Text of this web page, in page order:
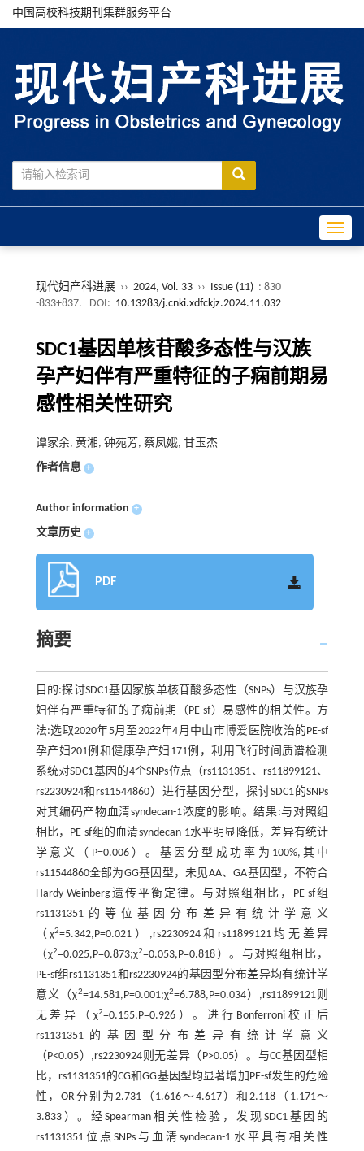
中国高校科技期刊集群服务平台
现代妇产科进展 ›› 2024, Vol. 33 ›› Issue (11) : 830
-833+837.
DOI: 10.13283/j.cnki.xdfckjz.2024.11.032
SDC1基因单核苷酸多态性与汉族
孕产妇伴有严重特征的子痫前期易
感性相关性研究
谭家余, 黄湘, 钟苑芳, 蔡凤娥, 甘玉杰
作者信息 +
Author information +
文章历史 +
PDF
摘要
目的:探讨SDC1基因家族单核苷酸多态性（SNPs）与汉族孕
妇伴有严重特征的子痫前期（PE-sf）易感性的相关性。方
法:选取2020年5月至2022年4月中山市博爱医院收治的PE-sf
孕产妇201例和健康孕产妇171例，利用飞行时间质谱检测
系统对SDC1基因的4个SNPs位点（rs1131351、rs11899121、
rs2230924和rs11544860）进行基因分型，探讨SDC1的SNPs
对其编码产物血清syndecan-1浓度的影响。结果:与对照组
相比，PE-sf组的血清syndecan-1水平明显降低，差异有统计
学意义（P=0.006）。基因分型成功率为100%,其中
rs11544860全部为GG基因型，未见AA、GA基因型，不符合
Hardy-Weinberg遗传平衡定律。与对照组相比，PE-sf组
rs1131351的等位基因分布差异有统计学意义
（χ2=5.342,P=0.021）,rs2230924和rs11899121均无差异
（χ2=0.025,P=0.873;χ2=0.053,P=0.818）。与对照组相比，
PE-sf组rs1131351和rs2230924的基因型分布差异均有统计学
意义（χ2=14.581,P=0.001;χ2=6.788,P=0.034）,rs11899121则
无差异（χ2=0.155,P=0.926）。进行Bonferroni校正后
rs1131351的基因型分布差异有统计学意义
（P<0.05）,rs2230924则无差异（P>0.05）。与CC基因型相
比，rs1131351的CG和GG基因型均显著增加PE-sf发生的危险
性，OR分别为2.731（1.616～4.617）和2.118（1.171～
3.833）。经Spearman相关性检验，发现SDC1基因的
rs1131351位点SNPs与血清syndecan-1水平具有相关性